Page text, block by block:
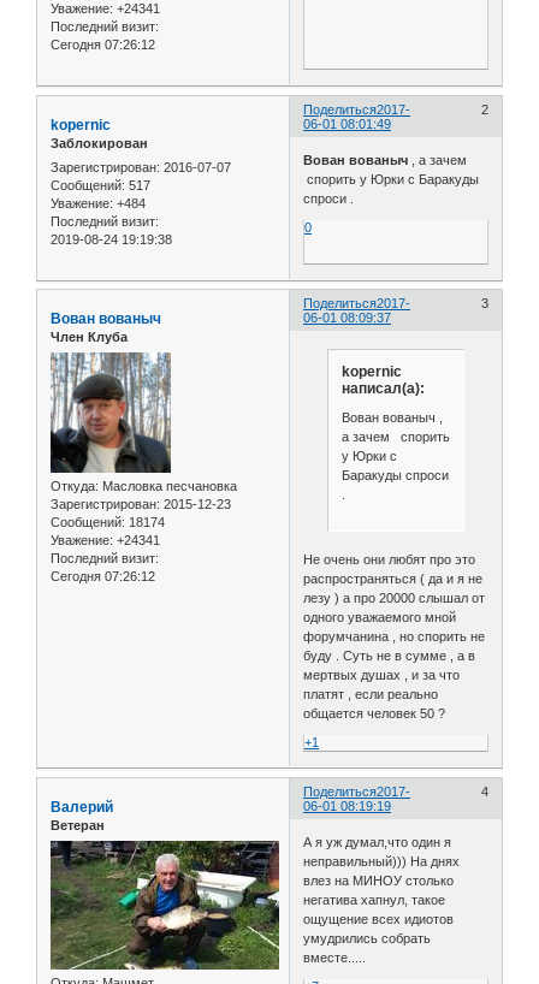
Уважение: +24341
Последний визит:
Сегодня 07:26:12
Поделиться 2
2017-
06-01 08:01:49
kopernic
Заблокирован
Зарегистрирован: 2016-07-07
Сообщений: 517
Уважение: +484
Последний визит:
2019-08-24 19:19:38
Вован вованыч , а зачем
спорить у Юрки с Баракуды
спроси .
0
Поделиться 3
2017-
06-01 08:09:37
Вован вованыч
Член Клуба
Откуда: Масловка песчановка
Зарегистрирован: 2015-12-23
Сообщений: 18174
Уважение: +24341
Последний визит:
Сегодня 07:26:12
kopernic
написал(а):
Вован вованыч ,
а зачем спорить
у Юрки с
Баракуды спроси
Не очень они любят про это
распространяться ( да и я не
лезу ) а про 20000 слышал от
одного уважаемого мной
форумчанина , но спорить не
буду . Суть не в сумме , а в
мертвых душах , и за что
платят , если реально
общается человек 50 ?
+1
Поделиться 4
2017-
06-01 08:19:19
Валерий
Ветеран
А я уж думал,что один я
неправильный))) На днях
влез на МИНОУ столько
негатива хапнул, такое
ощущение всех идиотов
умудрились собрать
вместе.....